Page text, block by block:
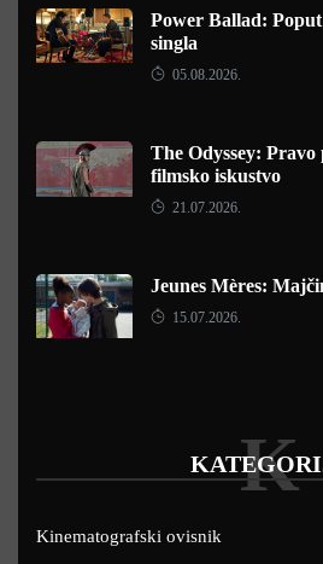
Power Ballad:
singla
05.08.2026.
The Odyssey:
filmsko iskustvo
21.07.2026.
Jeunes Mères:
15.07.2026.
K
Kinematografski ovisnik